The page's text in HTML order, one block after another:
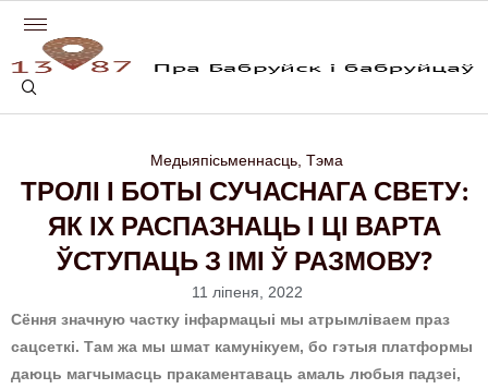
Медыяпісьменнасць Тэма
ТРОЛІ І БОТЫ СУЧАСНАГА СВЕТУ:
ЯК ІХ РАСПАЗНАЦЬ І ЦІ ВАРТА
ЎСТУПАЦЬ З ІМІ Ў РАЗМОВУ?
11 ліпеня, 2022
Сёння значную частку інфармацыі мы атрымліваем праз
сацсеткі. Там жа мы шмат камунікуем, бо гэтыя платформы
даюць магчымасць пракаментаваць амаль любыя падзеі,